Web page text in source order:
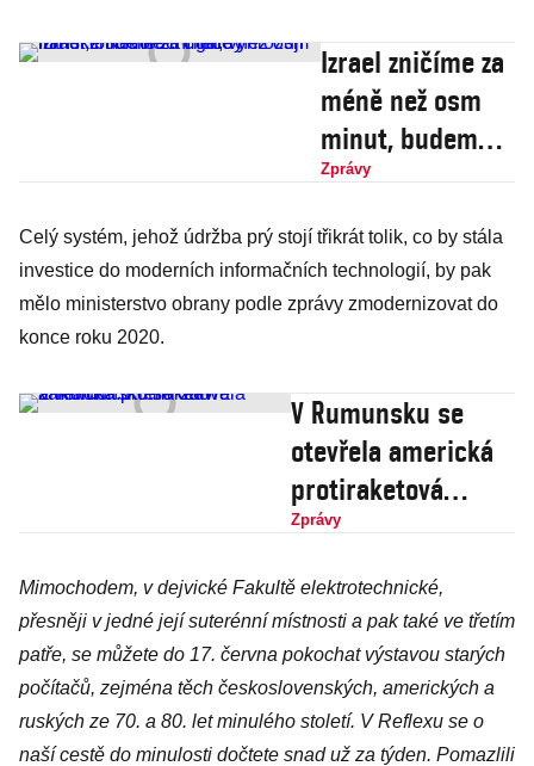
Izrael zničíme za
méně než osm
minut, budeme-li
chtít, vyhrožují
Revoluční gardy
Zprávy
Celý systém, jehož údržba prý stojí třikrát tolik, co by stála
investice do moderních informačních technologií, by pak
mělo ministerstvo obrany podle zprávy zmodernizovat do
konce roku 2020.
V Rumunsku se
otevřela americká
protiraketová
základna. Kreml
Zprávy
Mimochodem, v dejvické Fakultě elektrotechnické,
přesněji v jedné její suterénní místnosti a pak také ve třetím
patře, se můžete do 17. června pokochat výstavou starých
počítačů, zejména těch československých, amerických a
ruských ze 70. a 80. let minulého století. V Reflexu se o
naší cestě do minulosti dočtete snad už za týden. Pomazlili